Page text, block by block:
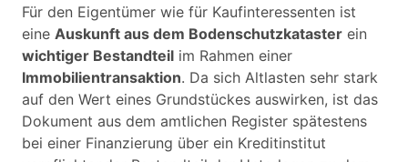
Für den Eigentümer wie für Kaufinteressenten ist
eine Auskunft aus dem Bodenschutzkataster ein
wichtiger Bestandteil im Rahmen einer
Immobilientransaktion. Da sich Altlasten sehr stark
auf den Wert eines Grundstückes auswirken, ist das
Dokument aus dem amtlichen Register spätestens
bei einer Finanzierung über ein Kreditinstitut